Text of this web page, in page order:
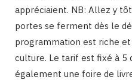
appréciaient. NB: Allez y
portes se ferment dès le
programmation est riche
culture. Le tarif est fixé à 5
également une foire de